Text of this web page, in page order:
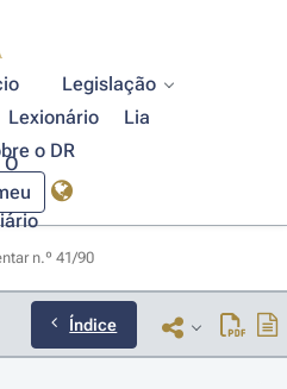
Legislação
Lexionário
Lia
o DR
O
n.º 41/90
Índice